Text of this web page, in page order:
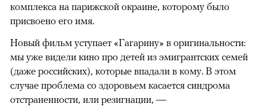
комплекса на парижской окраине, которому было
присвоено его имя.
Новый фильм уступает «Гагарину» в оригинальности:
мы уже видели кино про детей из эмигрантских семей
(даже российских), которые впадали в кому. В этом
случае проблема со здоровьем касается синдрома
отстраненности, или резигнации, —